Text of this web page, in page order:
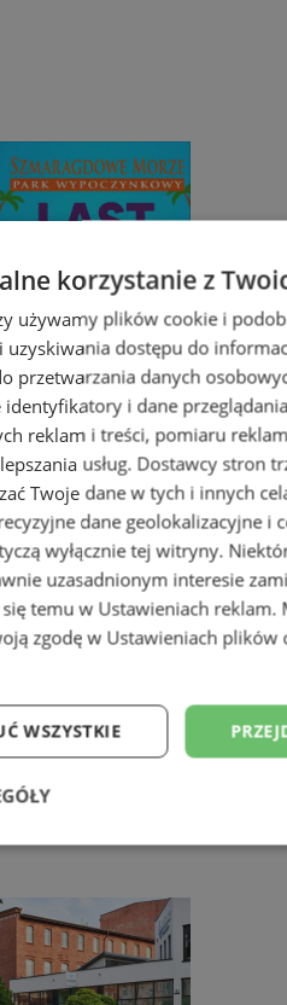
nad Bałtykiem w
Morze
korzystanie z
używamy plików cookie i
uzyskiwania dostępu do
przetwarzania danych
identyfikatory i dane
reklam i treści, pomiaru
usług. Dostawcy stron
Twoje dane w tych i innych
dane geolokalizacyjne i
wyłącznie tej witryny.
uzasadnionym interesie
temu w Ustawieniach reklam.
zgodę w Ustawieniach plików
WSZYSTKIE
Wydajność
Niesklasyfikowane